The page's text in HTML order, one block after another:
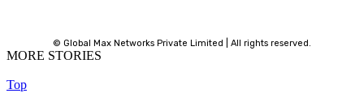
© Global Max Networks Private Limited | All rights reserved.
MORE STORIES
Top